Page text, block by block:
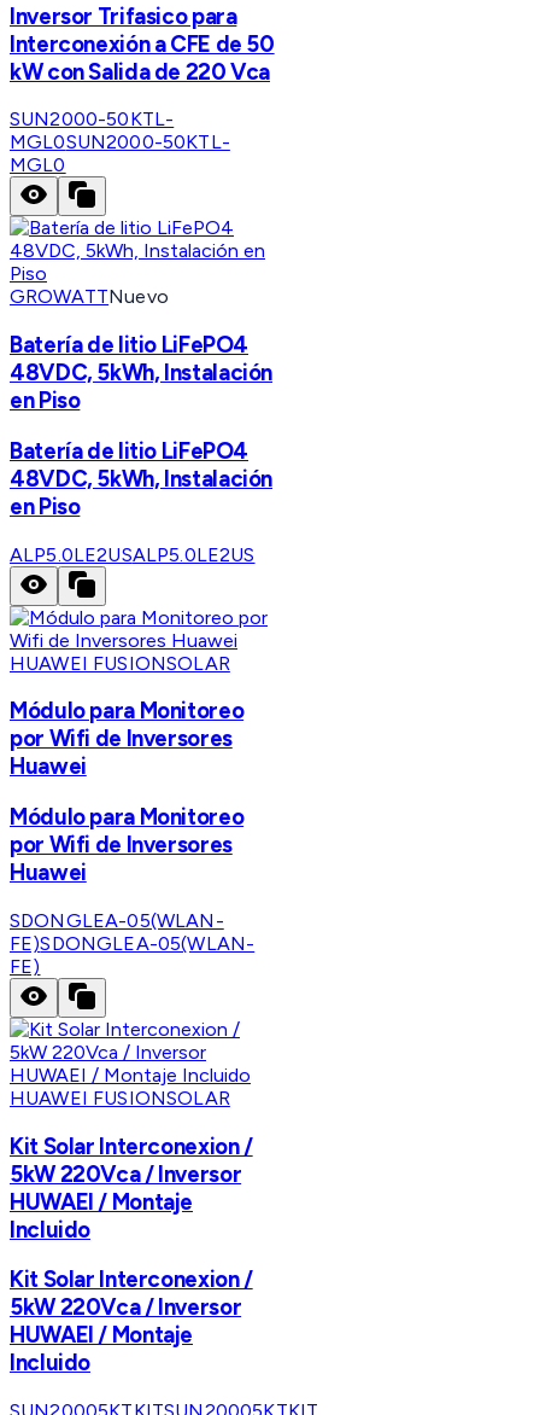
Inversor Trifasico para
Interconexión a CFE de 50
kW con Salida de 220 Vca
SUN2000-50KTL-
MGL0SUN2000-50KTL-
MGL0
GROWATTNuevo
Batería de litio LiFePO4
48VDC, 5kWh, Instalación
en Piso
Batería de litio LiFePO4
48VDC, 5kWh, Instalación
en Piso
ALP5.0LE2USALP5.0LE2US
HUAWEI FUSIONSOLAR
Módulo para Monitoreo
por Wifi de Inversores
Huawei
Módulo para Monitoreo
por Wifi de Inversores
Huawei
SDONGLEA-05(WLAN-
FE)SDONGLEA-05(WLAN-
FE)
HUAWEI FUSIONSOLAR
Kit Solar Interconexion /
5kW 220Vca / Inversor
HUWAEI / Montaje
Incluido
Kit Solar Interconexion /
5kW 220Vca / Inversor
HUWAEI / Montaje
Incluido